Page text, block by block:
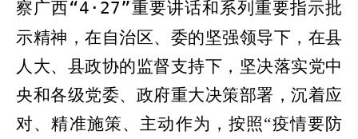
察广西“4 · 27”重要讲话和系列重要指示批
示精神，在自治区、委的坚强领导下，在县
人大、县政协的监督支持下，坚决落实党中
央和各级党委、政府重大决策部署，沉着应
对、精准施策、主动作为，按照“疫情要防